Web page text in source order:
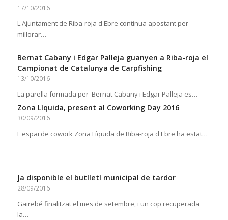
17/10/2016
L'Ajuntament de Riba-roja d'Ebre continua apostant per
millorar…
Bernat Cabany i Edgar Palleja guanyen a Riba-roja el
Campionat de Catalunya de Carpfishing
13/10/2016
La parella formada per Bernat Cabany i Edgar Palleja es…
Zona Líquida, present al Coworking Day 2016
30/09/2016
L'espai de cowork Zona Líquida de Riba-roja d'Ebre ha estat…
Ja disponible el butlletí municipal de tardor
28/09/2016
Gairebé finalitzat el mes de setembre, i un cop recuperada
la…